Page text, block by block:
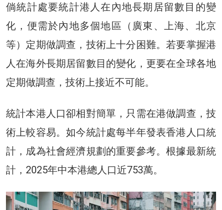
倘統計處要統計港人在內地長期居留數目的變
化，便需於內地多個地區（廣東、上海、北京
等）定期做調查，技術上十分困難。若要掌握港
人在海外長期居留數目的變化，更要在全球各地
定期做調查，技術上接近不可能。
統計本港人口卻相對簡單，只需在港做調查，技
術上較容易。如今統計處每半年發表香港人口統
計，成為社會經濟規劃的重要參考。根據最新統
計，2025年中本港總人口近753萬。